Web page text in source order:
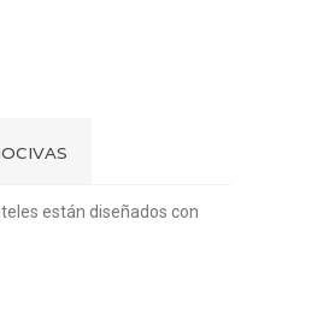
están diseñados con